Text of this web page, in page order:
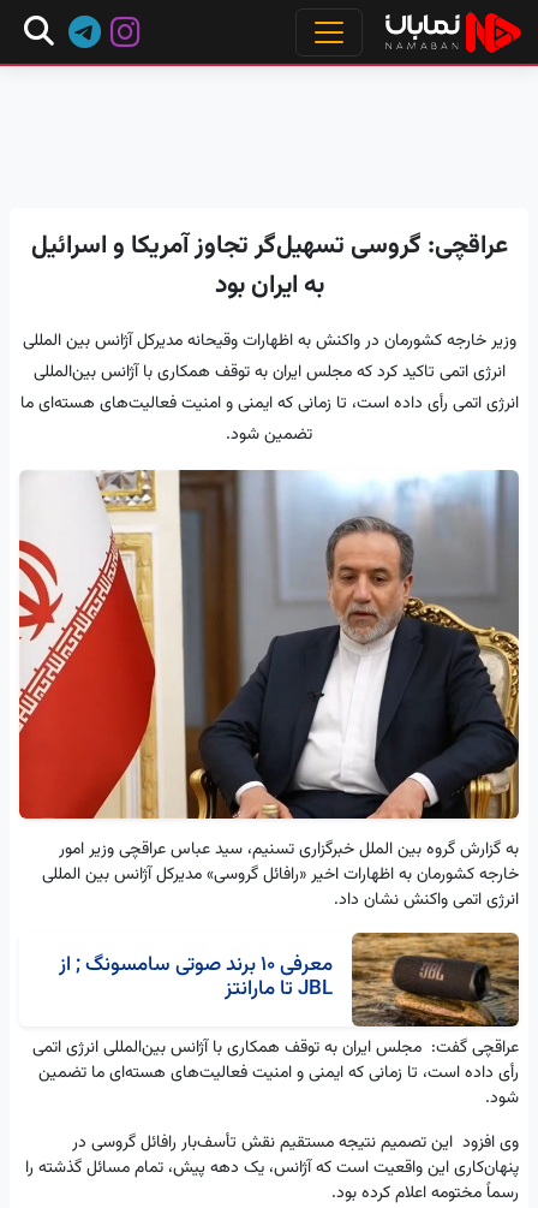
عراقچی: گروسی تسهیل‌گر تجاوز آمریکا و اسرائیل
به ایران بود
وزیر خارجه کشورمان در واکنش به اظهارات وقیحانه مدیرکل آژانس بین المللی
انرژی اتمی تاکید کرد که مجلس ایران به توقف همکاری با آژانس بین‌المللی
انرژی اتمی رأی داده است، تا زمانی که ایمنی و امنیت فعالیت‌های هسته‌ای ما
تضمین شود.
به گزارش گروه بین الملل خبرگزاری تسنیم، سید عباس عراقچی وزیر امور
خارجه کشورمان به اظهارات اخیر «رافائل گروسی» مدیرکل آژانس بین المللی
انرژی اتمی واکنش نشان داد.
معرفی 10 برند صوتی سامسونگ ; از
JBL تا مارانتز
عراقچی گفت: مجلس ایران به توقف همکاری با آژانس بین‌المللی انرژی اتمی
رأی داده است، تا زمانی که ایمنی و امنیت فعالیت‌های هسته‌ای ما تضمین
شود.
وی افزود این تصمیم نتیجه مستقیم نقش تأسف‌بار رافائل گروسی در
پنهان‌کاری این واقعیت است که آژانس، یک دهه پیش، تمام مسائل گذشته را
رسماً مختومه اعلام کرده بود.